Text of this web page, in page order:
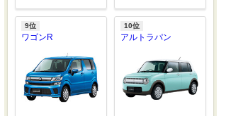
9位
ワゴンR
10位
アルトラパン